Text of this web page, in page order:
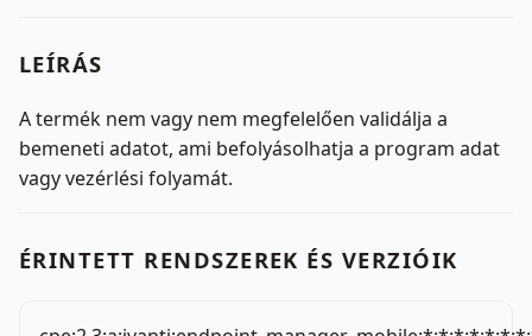
LEÍRÁS
A termék nem vagy nem megfelelően validálja a
bemeneti adatot, ami befolyásolhatja a program adat
vagy vezérlési folyamát.
ÉRINTETT RENDSZEREK ÉS VERZIÓIK